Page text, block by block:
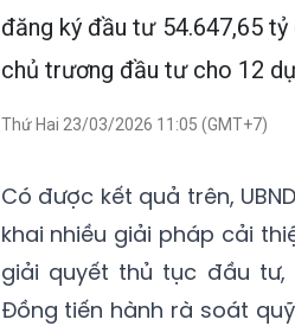
đăng ký đầu tư 54.647,65
chủ trương đầu tư cho 12
Thứ Hai 23/03/2026 11:05 (GMT+7)
Có được kết quả trên,
khai nhiều giải pháp cải
giải quyết thủ tục đầu tư,
Đồng tiến hành rà soát